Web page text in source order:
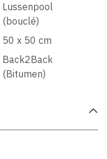
Lussenpool
(bouclé)
50 x 50 cm
Back2Back
(Bitumen)